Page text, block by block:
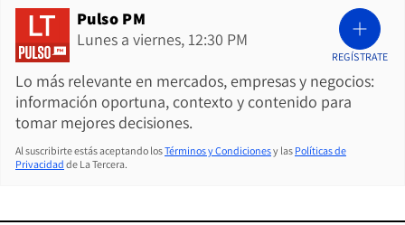
Pulso PM
Lunes a viernes, 12:30 PM
Lo más relevante en mercados, empresas y negocios:
información oportuna, contexto y contenido para
tomar mejores decisiones.
REGÍSTRATE
Al suscribirte estás aceptando losTérminos y Condicionesy las Políticas de
Privacidad de La Tercera.